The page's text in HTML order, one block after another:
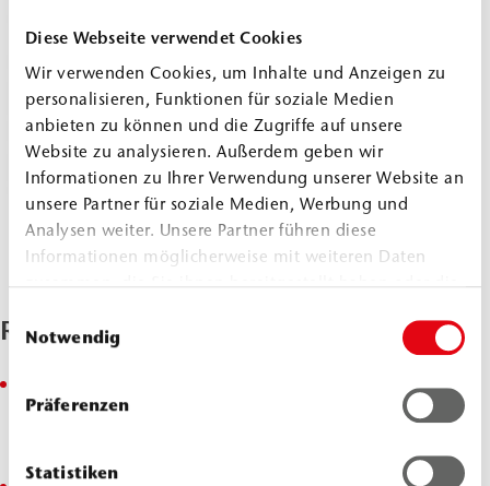
Diese Webseite verwendet Cookies
Wir verwenden Cookies, um Inhalte und Anzeigen zu
personalisieren, Funktionen für soziale Medien
anbieten zu können und die Zugriffe auf unsere
Website zu analysieren. Außerdem geben wir
Informationen zu Ihrer Verwendung unserer Website an
unsere Partner für soziale Medien, Werbung und
Analysen weiter. Unsere Partner führen diese
Informationen möglicherweise mit weiteren Daten
haben.
Notwendig
Präferenzen
Statistiken
Range of Application
reinforced concrete construction against soil